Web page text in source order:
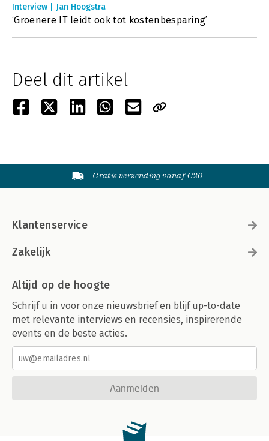
Interview | Jan Hoogstra
‘Groenere IT leidt ook tot kostenbesparing’
Deel dit artikel
Gratis verzending vanaf €20
Klantenservice
Zakelijk
Altijd op de hoogte
Schrijf u in voor onze nieuwsbrief en blijf up-to-date
met relevante interviews en recensies, inspirerende
events en de beste acties.
Aanmelden